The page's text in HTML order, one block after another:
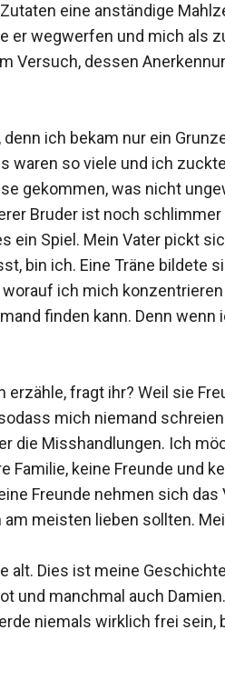
eine anständige
er wegwerfen und mich als
Versuch, dessen
ich bekam nur ein
waren so viele und ich
gekommen, was nicht
Bruder ist noch
ein Spiel. Mein Vater pickt
bin ich. Eine Träne
ich mich
finden kann. Denn
fragt ihr? Weil sie
mich niemand
die Misshandlungen. Ich
Familie, keine Freunde und
Freunde nehmen sich
meisten lieben sollten.
alt. Dies ist meine
und manchmal auch
niemals wirklich frei